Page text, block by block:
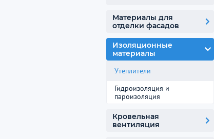
Материалы для
отделки фасадов
Изоляционные
материалы
Утеплители
Гидроизоляция и
пароизоляция
Кровельная
вентиляция